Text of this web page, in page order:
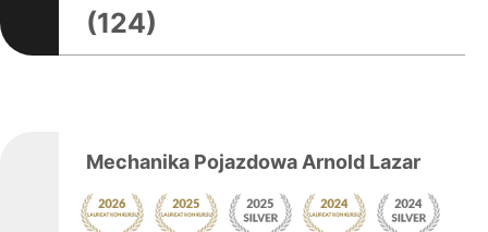
(124)
Mechanika Pojazdowa Arnold Lazar